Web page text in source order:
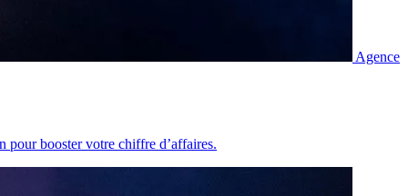
Agence
pour booster votre chiffre d’affaires.